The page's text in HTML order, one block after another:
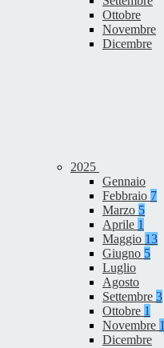
Ottobre
Novembre
Dicembre
2025
Gennaio
Febbraio 7
Marzo 5
Aprile 1
Maggio 13
Giugno 5
Luglio
Agosto
Settembre 3
Ottobre 1
Novembre 1
Dicembre